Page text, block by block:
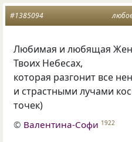
#1385094
Любимая и любящая
Твоих Небесах,
которая разгонит все
и страстными лучами
точек)
© Валентина-Софи 1922